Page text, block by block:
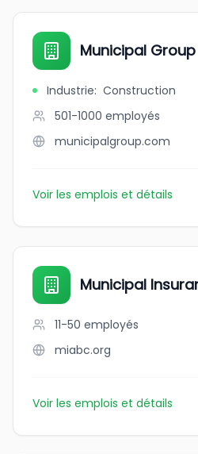
Municipal
Industrie: Construction
501-1000 employés
municipalgroup.com
Voir les emplois et détails
Municipal
11-50 employés
miabc.org
Voir les emplois et détails